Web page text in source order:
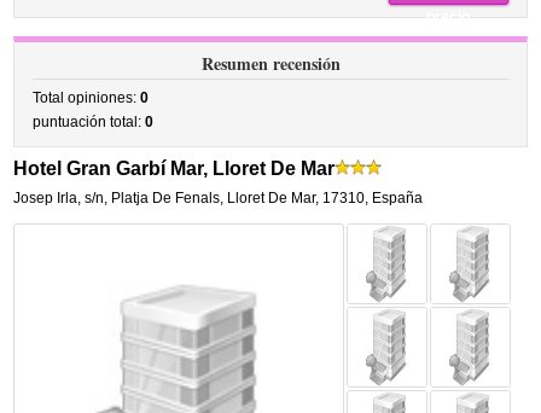
precio
Resumen recensión
Total opiniones:0
puntuación total:0
Hotel Gran Garbí Mar, Lloret De Mar
Josep Irla, s/n, Platja De Fenals, Lloret De Mar, 17310, España